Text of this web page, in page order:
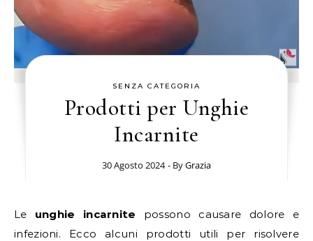
SENZA CATEGORIA
Prodotti per Unghie
Incarnite
30 Agosto 2024 - ByGrazia
Le unghie incarnite possono causare dolore e
infezioni. Ecco alcuni prodotti utili per risolvere